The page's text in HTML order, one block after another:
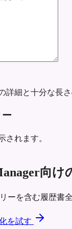
詳細と十分な長
されます。
向
ーを含む履歴書
を試す